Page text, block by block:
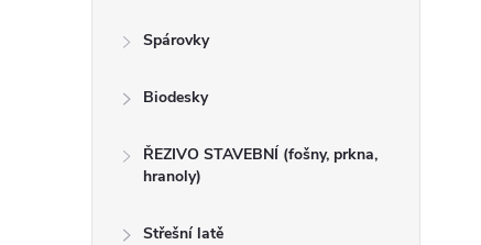
Spárovky
Biodesky
ŘEZIVO STAVEBNÍ (fošny, prkna,
hranoly)
Střešní latě